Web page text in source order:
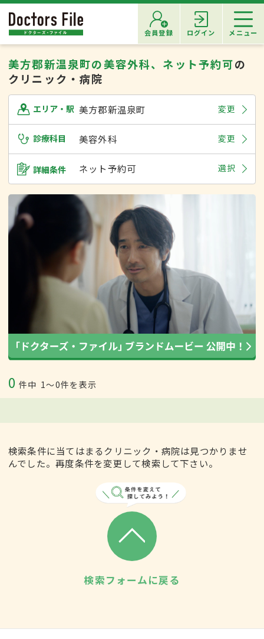
会員登録 ログイン メニュー
美方郡新温泉町の美容外科、ネット予約可の
クリニック・病院
エリア・駅 美方郡新温泉町 変更
診療科目 美容外科 変更
詳細条件 ネット予約可 選択
0 件中 1〜0件を表示
検索条件に当てはまるクリニック・病院は見つかりませ
んでした。再度条件を変更して検索して下さい。
検索フォームに戻る